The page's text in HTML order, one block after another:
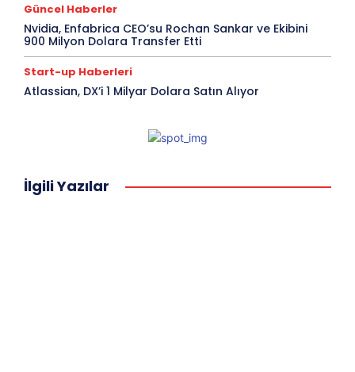
Güncel Haberler
Nvidia, Enfabrica CEO’su Rochan Sankar ve Ekibini
900 Milyon Dolara Transfer Etti
Start-up Haberleri
Atlassian, DX’i 1 Milyar Dolara Satın Alıyor
İlgili Yazılar